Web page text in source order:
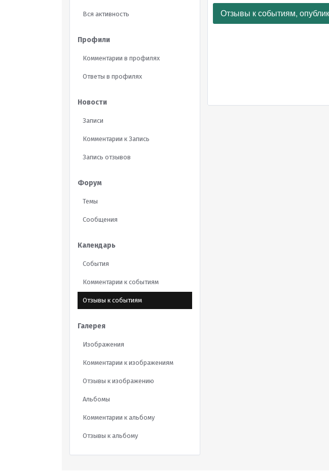
Вся активность
Профили
Комментарии в профилях
Ответы в профилях
Новости
Записи
Комментарии к Запись
Запись отзывов
Форум
Темы
Сообщения
Календарь
События
Комментарии к событиям
Отзывы к событиям
Галерея
Изображения
Комментарии к изображениям
Отзывы к изображению
Альбомы
Комментарии к альбому
Отзывы к альбому
Отзывы к событиям,